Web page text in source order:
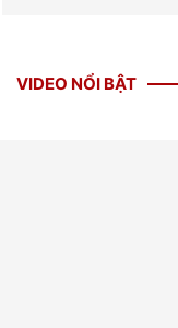
VIDEO NỔI BẬT